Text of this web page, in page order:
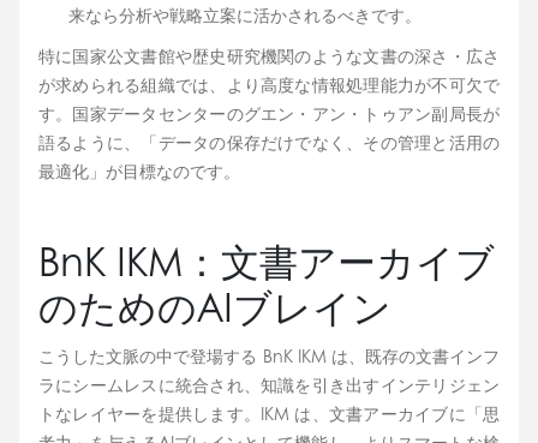
来なら分析や戦略立案に活かされるべきです。
特に国家公文書館や歴史研究機関のような文書の深さ・広さ
が求められる組織では、より高度な情報処理能力が不可欠で
す。国家データセンターのグエン・アン・トゥアン副局長が
語るように、「データの保存だけでなく、その管理と活用の
最適化」が目標なのです。
BnK IKM：文書アーカイブ
のためのAIブレイン
こうした文脈の中で登場する BnK IKM は、既存の文書インフ
ラにシームレスに統合され、知識を引き出すインテリジェン
トなレイヤーを提供します。IKM は、文書アーカイブに「思